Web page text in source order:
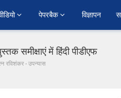
पेपरबैक विज्ञापन
समीक्षाएं में हिंदी पीडीएफ
रविशंकर - उपन्यास